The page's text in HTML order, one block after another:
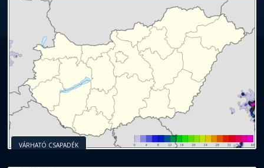
VÁRHATÓ CSAPADÉK